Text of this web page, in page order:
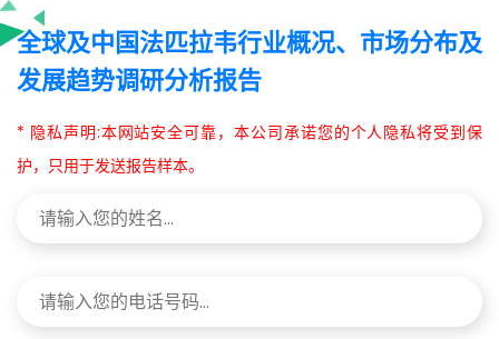
全球及中国法匹拉韦行业概况、市场分布及
发展趋势调研分析报告
* 隐私声明:本网站安全可靠，本公司承诺您的个人隐私将受到保
护，只用于发送报告样本。